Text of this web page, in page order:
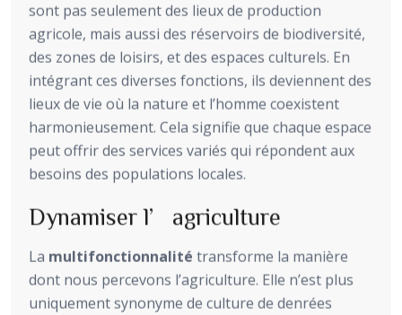
sont pas seulement des lieux de production
agricole, mais aussi des réservoirs de biodiversité,
des zones de loisirs, et des espaces culturels. En
intégrant ces diverses fonctions, ils deviennent des
lieux de vie où la nature et l’homme coexistent
harmonieusement. Cela signifie que chaque espace
peut offrir des services variés qui répondent aux
besoins des populations locales.
Dynamiser l’agriculture
La multifonctionnalité transforme la manière
dont nous percevons l’agriculture. Elle n’est plus
uniquement synonyme de culture de denrées